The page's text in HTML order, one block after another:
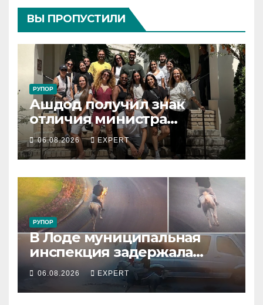
ВЫ ПРОПУСТИЛИ
РУПОР
Ашдод получил знак
отличия министра
обороны за поддержку
резервистов
06.08.2026 EXPERT
РУПОР
В Лоде муниципальная
инспекция задержала
подростка, устроившего
опасную скачку на лошади
по улицам города
06.08.2026 EXPERT